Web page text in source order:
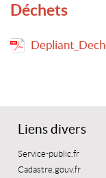
Déchets
Liens divers
Service-public.fr
Cadastre.gouv.fr